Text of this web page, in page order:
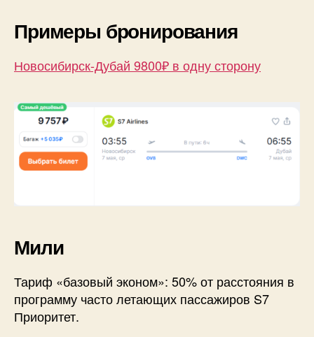
Примеры бронирования
Новосибирск-Дубай 9800₽ в одну сторону
Мили
Тариф «базовый эконом»: 50% от расстояния в
программу часто летающих пассажиров S7
Приоритет.